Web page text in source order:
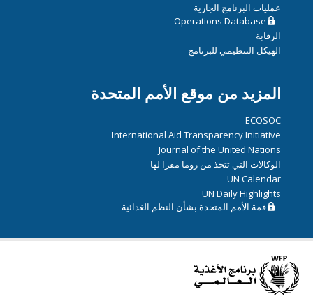
عمليات البرنامج الجارية
Operations Database
الرقابة
الهيكل التنظيمي للبرنامج
المزيد من موقع الأمم المتحدة
ECOSOC
International Aid Transparency Initiative
Journal of the United Nations
الوكالات التي تتخذ من روما مقرا لها
UN Calendar
UN Daily Highlights
قمة الأمم المتحدة بشأن النظم الغذائية